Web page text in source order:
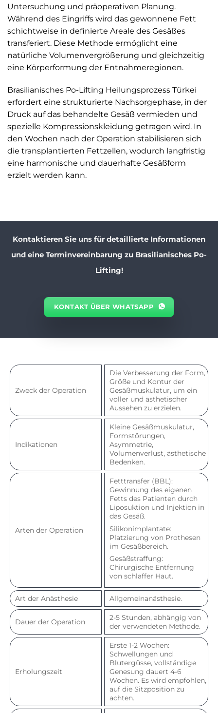
Untersuchung und präoperativen Planung.
Während des Eingriffs wird das gewonnene Fett
schichtweise in definierte Areale des Gesäßes
transferiert. Diese Methode ermöglicht eine
natürliche Volumenvergrößerung und gleichzeitig
eine Körperformung der Entnahmeregionen.
Brasilianisches Po-Lifting Heilungsprozess Türkei
erfordert eine strukturierte Nachsorgephase, in der
Druck auf das behandelte Gesäß vermieden und
spezielle Kompressionskleidung getragen wird. In
den Wochen nach der Operation stabilisieren sich
die transplantierten Fettzellen, wodurch langfristig
eine harmonische und dauerhafte Gesäßform
erzielt werden kann.
Kontaktieren Sie uns für detaillierte Informationen
und eine Terminvereinbarung zu Brasilianisches Po-
Lifting!
KONTAKT ÜBER WHATSAPP
Zweck der Operation
Die Verbesserung der Form,
Größe und Kontur der
Gesäßmuskulatur, um ein
voller und ästhetischer
Aussehen zu erzielen.
Indikationen
Kleine Gesäßmuskulatur,
Formstörungen,
Asymmetrie,
Volumenverlust, ästhetische
Bedenken.
Arten der Operation
Fetttransfer (BBL):
Gewinnung des eigenen
Fetts des Patienten durch
Liposuktion und Injektion in
das Gesäß.
Silikonimplantate:
Platzierung von Prothesen
im Gesäßbereich.
Gesäßstraffung:
Chirurgische Entfernung
von schlaffer Haut.
Art der Anästhesie Allgemeinanästhesie.
Dauer der Operation
2-5 Stunden, abhängig von
der verwendeten Methode.
Erholungszeit
Erste 1-2 Wochen:
Schwellungen und
Blutergüsse, vollständige
Genesung dauert 4-6
Wochen. Es wird empfohlen,
auf die Sitzposition zu
achten.